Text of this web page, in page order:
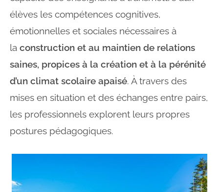
élèves les compétences cognitives,
émotionnelles et sociales nécessaires à
la construction et au maintien de relations
saines, propices à la création et à la pérénité
d’un climat scolaire apaisé. À travers des
mises en situation et des échanges entre pairs,
les professionnels explorent leurs propres
postures pédagogiques.